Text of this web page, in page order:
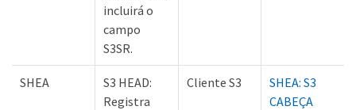
incluirá o
campo
S3SR.
SHEA
S3 HEAD:
Registra
Cliente S3
SHEA: S3
CABEÇA